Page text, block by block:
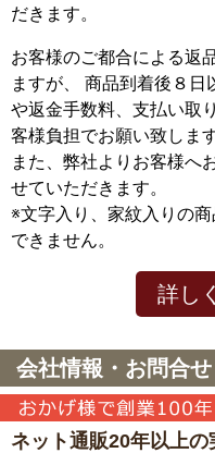
だきます。
お客様のご都合による返
ますが、
商品到着後８日
や返金手数料、支払い取
客様負担でお願い致します
また、弊社よりお客様へ
せていただきます。
※文字入り、家紋入りの
できません。
詳し
会社情報・お問合せ
ネット通販20年以上の